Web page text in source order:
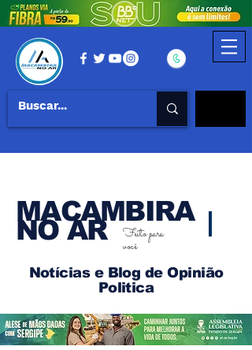
MACAMBIRA
NO AR
Feito para
você
Notícias e Blog de Opinião
Politica